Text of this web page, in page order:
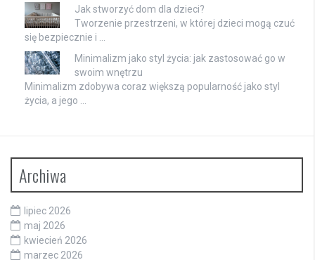
Jak stworzyć dom dla dzieci?
Tworzenie przestrzeni, w której dzieci mogą czuć
się bezpiecznie i …
Minimalizm jako styl życia: jak zastosować go w
swoim wnętrzu
Minimalizm zdobywa coraz większą popularność jako styl
życia, a jego …
Archiwa
lipiec 2026
maj 2026
kwiecień 2026
marzec 2026